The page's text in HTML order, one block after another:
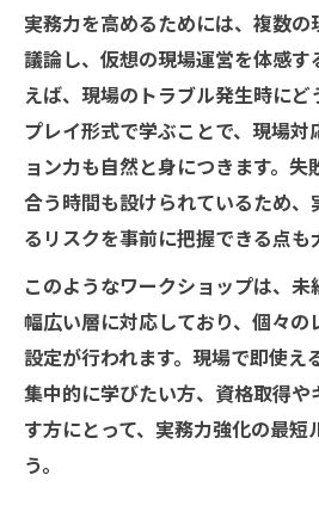
施工管理強化に直結す
活用事例
即戦力になれる施工管理学
施工管理で即戦力にな
法とは
現場で役立つ施工管理
レンド
施工管理ワークショッ
学習法
施工管理を体系的に学
方
現場で差がつく施工管
実務力を高めるためには、複数の
議論し、仮想の現場運営を体感す
えば、現場のトラブル発生時に
プレイ形式で学ぶことで、現場対
ョン力も自然と身につきます。
合う時間も設けられているため、
るリスクを事前に把握できる点も
このようなワークショップは、
幅広い層に対応しており、個々
設定が行われます。現場で即使え
集中的に学びたい方、資格取得
す方にとって、実務力強化の最短
う。